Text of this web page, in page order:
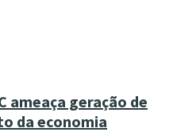
ameaça geração de
da economia